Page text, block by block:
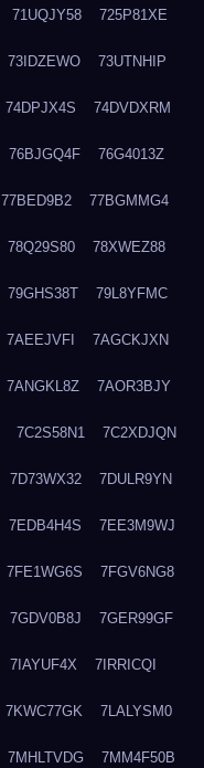
71UQJY58 725P81XE
73IDZEWO 73UTNHIP
74DPJX4S 74DVDXRM
76BJGQ4F 76G4013Z
77BED9B2 77BGMMG4
78Q29S80 78XWEZ88
79GHS38T 79L8YFMC
7AEEJVFI 7AGCKJXN
7ANGKL8Z 7AOR3BJY
7C2S58N1 7C2XDJQN
7D73WX32 7DULR9YN
7EDB4H4S 7EE3M9WJ
7FE1WG6S 7FGV6NG8
7GDV0B8J 7GER99GF
7IAYUF4X 7IRRICQI
7KWC77GK 7LALYSM0
7MHLTVDG 7MM4F50B